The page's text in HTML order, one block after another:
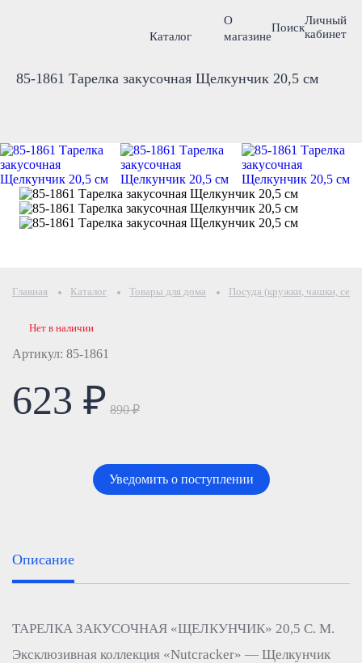
Каталог
О
магазине
Поиск
Личный
кабинет
85-1861 Тарелка закусочная Щелкунчик 20,5 см
Главная Каталог Товары для дома Посуда (кружки, чашки,
Артикул: 85-1861
Нет в наличии
623 ₽ 890 ₽
Уведомить о поступлении
Описание
ТАРЕЛКА ЗАКУСОЧНАЯ «ЩЕЛКУНЧИК» 20,5 С. М.
Эксклюзивная коллекция «Nutcracker» — Щелкунчик